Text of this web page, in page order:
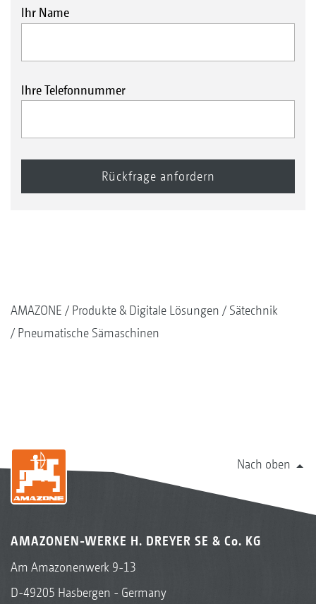
Ihr Name
Ihre Telefonnummer
AMAZONE Produkte & Digitale Lösungen
Sätechnik
Pneumatische Sämaschinen
Nach oben
AMAZONEN-WERKE H. DREYER SE & Co. KG
Am Amazonenwerk 9-13
D-49205 Hasbergen - Germany